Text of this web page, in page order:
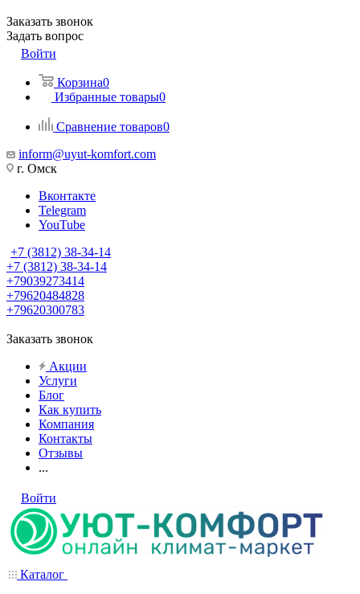
Заказать звонок
Задать вопрос
Войти
Корзина0
Избранные товары0
Сравнение товаров0
inform@uyut-komfort.com
г. Омск
Вконтакте
Telegram
YouTube
+7 (3812) 38-34-14
+7 (3812) 38-34-14
+79039273414
+79620484828
+79620300783
Заказать звонок
Акции
Услуги
Блог
Как купить
Компания
Контакты
Отзывы
...
Войти
Каталог